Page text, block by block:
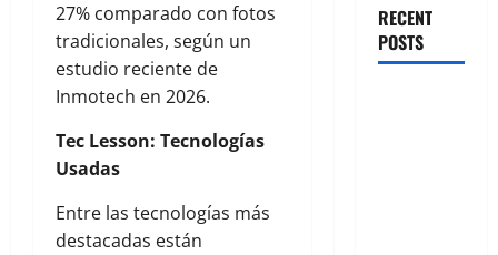
27% comparado con fotos
tradicionales, según un
estudio reciente de
Inmotech en 2026.
Tec Lesson: Tecnologías
Usadas
Entre las tecnologías más
destacadas están
RECENT
POSTS